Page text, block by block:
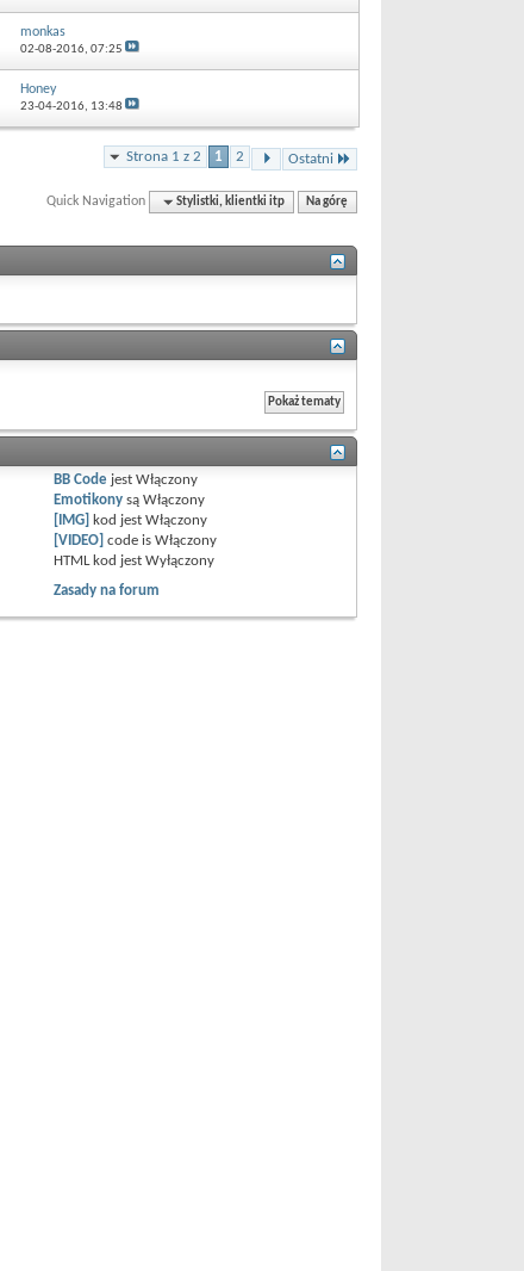
monkas
02-08-2016, 07:25
Honey
23-04-2016, 13:48
Strona 1 z 2 1 2 Ostatni
Quick Navigation Stylistki, klientki itp Na górę
BB Code jestWłączony
Emotikony sąWłączony
[IMG] kod jestWłączony
[VIDEO] code isWłączony
HTML kod jestWyłączony
Zasady na forum